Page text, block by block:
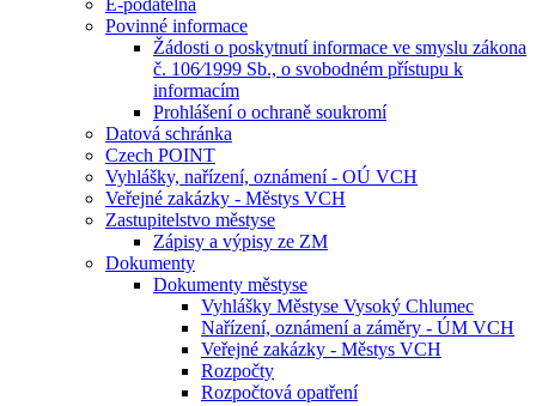
E-podatelna
Povinné informace
Žádosti o poskytnutí informace ve smyslu zákona
č. 106⁄1999 Sb., o svobodném přístupu k
informacím
Prohlášení o ochraně soukromí
Datová schránka
Czech POINT
Vyhlášky, nařízení, oznámení - OÚ VCH
Veřejné zakázky - Městys VCH
Zastupitelstvo městyse
Zápisy a výpisy ze ZM
Dokumenty
Dokumenty městyse
Vyhlášky Městyse Vysoký Chlumec
Nařízení, oznámení a záměry - ÚM VCH
Veřejné zakázky - Městys VCH
Rozpočty
Rozpočtová opatření